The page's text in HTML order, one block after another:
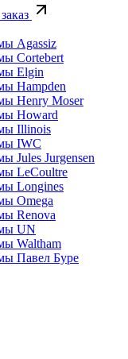
Agassiz
Cortebert
Elgin
Hampden
Henry Moser
Howard
Illinois
IWC
Jules Jurgensen
LeCoultre
Longines
Omega
Renova
UN
Waltham
Павел Буре